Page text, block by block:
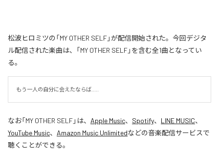
松波ヒロミツの「MY OTHER SELF」が配信開始された。今回デジタ
ル配信された楽曲は、「MY OTHER SELF」を含む全1曲となってい
る。
もう一人の自分に会えたならば.....
なお「MY OTHER SELF」は、 Apple Music、 Spotify、 LINE MUSIC、
YouTube Music、 Amazon Music Unlimitedなどの音楽配信サービスで
聴くことができる。